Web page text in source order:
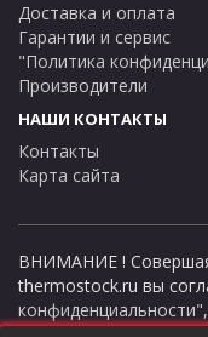
Доставка и оплата
Гарантии и сервис
"Политика
Производители
НАШИ КОНТАКТЫ
Контакты
Карта сайта
ВНИМАНИЕ !
thermostock.ru вы
конфиденциальности"